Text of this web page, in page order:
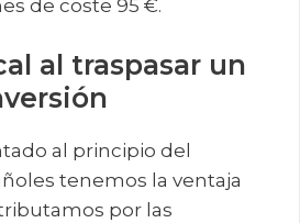
de coste 95 €.
al traspasar un
al principio del
tenemos la ventaja
por las